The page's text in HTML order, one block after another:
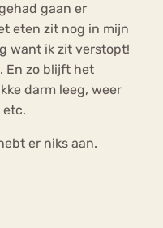
gaan er
eten zit nog in mijn
want ik zit verstopt!
En zo blijft het
darm leeg, weer
er niks aan.